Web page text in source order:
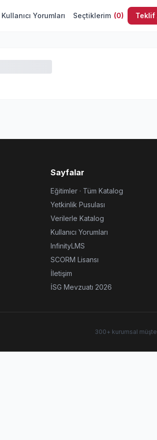
Kullanıcı Yorumları Seçtiklerim (0) Teklif
Sayfalar
Eğitimler · Tüm Katalog
Yetkinlik Pusulası
Verilerle Katalog
Kullanıcı Yorumları
InfinityLMS
SCORM Lisansı
İletişim
İSG Mevzuatı 2026
300+ kurumsal